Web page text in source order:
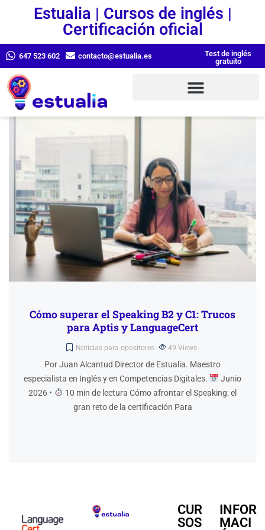
Estualia | Cursos de inglés |
Certificación oficial
647 523 602 contacto@estualia.es
Test de inglés
gratuito
Cómo superar el Speaking B2 y C1: Trucos
para Aptis y LanguageCert
Noticias para opositores 49 Views
Por Juan Alcantud Director de Estualia. Maestro
especialista en Inglés y en Competencias Digitales.
Junio
2026 •
10 min de lectura Cómo afrontar el Speaking: el
gran reto de la certificación Para
CUR
SOS
INFOR
MACI